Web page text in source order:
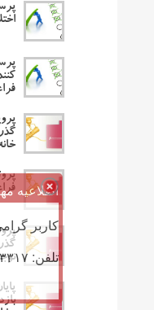
اطلاعیه
کاربر
تلفن: ۰۹۱۴۷۵۰۳۳۱۷ (تلگرام یا تماس)